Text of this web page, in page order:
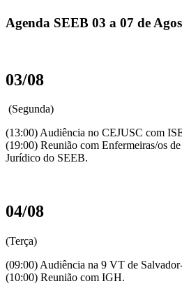
Agenda SEEB 03 a 07 de
03/08
(Segunda)
(13:00) Audiência no CEJUSC com
(19:00) Reunião com Enfermeiras/os
Jurídico do SEEB.
04/08
(Terça)
(09:00) Audiência na 9 VT de
(10:00) Reunião com IGH.